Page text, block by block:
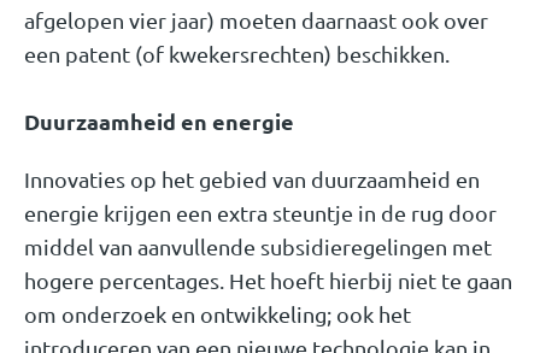
afgelopen vier jaar) moeten daarnaast ook over
een patent (of kwekersrechten) beschikken.
Duurzaamheid en energie
Innovaties op het gebied van duurzaamheid en
energie krijgen een extra steuntje in de rug door
middel van aanvullende subsidieregelingen met
hogere percentages. Het hoeft hierbij niet te gaan
om onderzoek en ontwikkeling; ook het
introduceren van een nieuwe technologie kan in